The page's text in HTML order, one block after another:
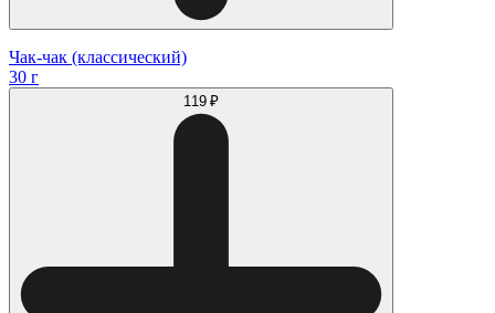
Чак-чак (классический)
30 г
119 ₽